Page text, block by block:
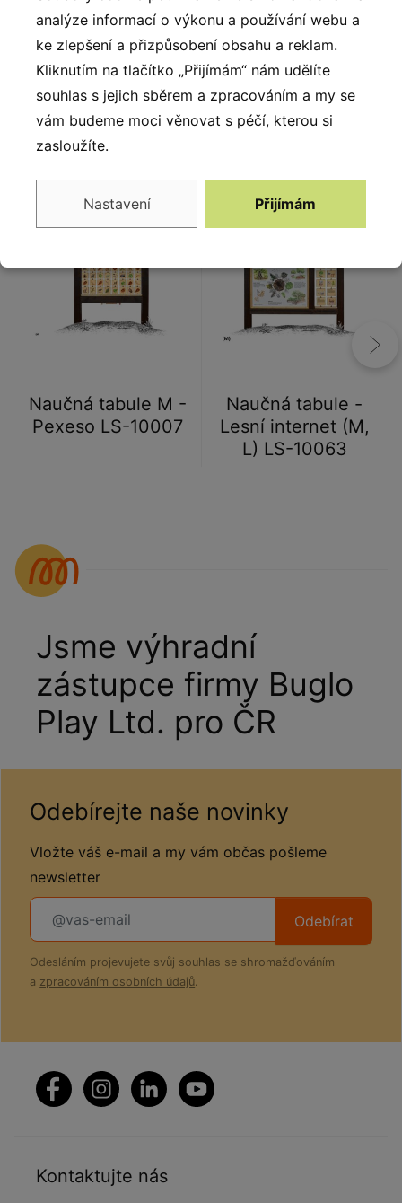
podobě. Autorem kreseb jsou čeští ilustrátoři, obrázky
jsou chráněny autorskými právy. Prvky jsou vyrobeny
z ekologicky certifikovaného dřeva PEFC.
Naučná tabule M -
Pexeso LS-10007
Naučná tabule -
Lesní internet (M,
L) LS-10063
Jsme výhradní
zástupce firmy Buglo
Play Ltd. pro ČR
Odebírejte naše novinky
Vložte váš e-mail a my vám občas pošleme
newsletter
Odebírat
Odesláním projevujete svůj souhlas se shromažďováním
a zpracováním osobních údajů.
Kontaktujte nás
analýze informací o výkonu a používání webu a
ke zlepšení a přizpůsobení obsahu a reklam.
Kliknutím na tlačítko „Přijímám“ nám udělíte
souhlas s jejich sběrem a zpracováním a my se
vám budeme moci věnovat s péčí, kterou si
zasloužíte.
Nastavení Přijímám